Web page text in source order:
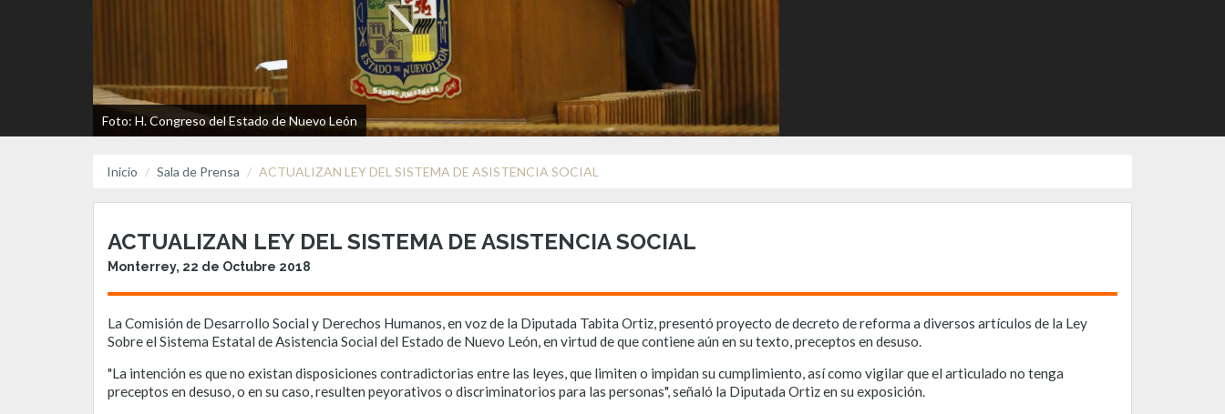
Foto: H. Congreso del Estado de Nuevo León
Inicio Sala de Prensa ACTUALIZAN LEY DEL SISTEMA DE ASISTENCIA SOCIAL
ACTUALIZAN LEY DEL SISTEMA DE ASISTENCIA SOCIAL
Monterrey, 22 de Octubre 2018
La Comisión de Desarrollo Social y Derechos Humanos, en voz de la Diputada Tabita Ortiz, presentó proyecto de decreto de reforma a diversos artículos de la Ley
Sobre el Sistema Estatal de Asistencia Social del Estado de Nuevo León, en virtud de que contiene aún en su texto, preceptos en desuso.
"La intención es que no existan disposiciones contradictorias entre las leyes, que limiten o impidan su cumplimiento, así como vigilar que el articulado no tenga
preceptos en desuso, o en su caso, resulten peyorativos o discriminatorios para las personas", señaló la Diputada Ortiz en su exposición.